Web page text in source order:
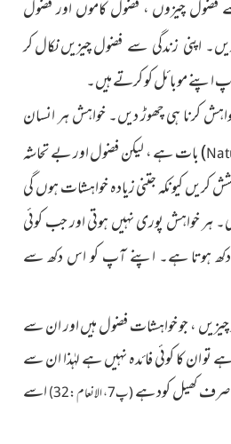
چیزوں ، فضول کاموں اورفضول
اپنی زندگی سے فضول چیزیں نکال کر
اپنے موبائل کو کرتے ہیں۔
کرنا ہی چھوڑ دیں۔ خواہشہر انسان
)باتہے ، لیکن فضولاور بے تحاشہ
کیونکہ جتنی زیادہ خواہشات ہوں گی
ہر خواہش پوری نہیں ہوتی اور جب کوئی
ہوتا ہے۔ اپنے آپ کو اس دکھ سے
جو چیزیں ، جو خواہشات فضولہیں اور ان سے
تو ان کا کوئی فائدہ نہیں ہے لہٰذا ان سے
صرف کھیل کود ہے(پ7 ، الانعام : 32 ) اسے